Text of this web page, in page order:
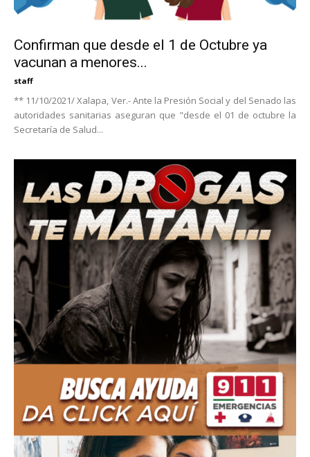
Confirman que desde el 1 de Octubre ya
vacunan a menores...
staff
** 11/10/2021/ Xalapa, Ver.- Ante la Presión Social y del Senado las
autoridades sanitarias aseguran que "desde el 01 de octubre la
Secretaría de Salud...